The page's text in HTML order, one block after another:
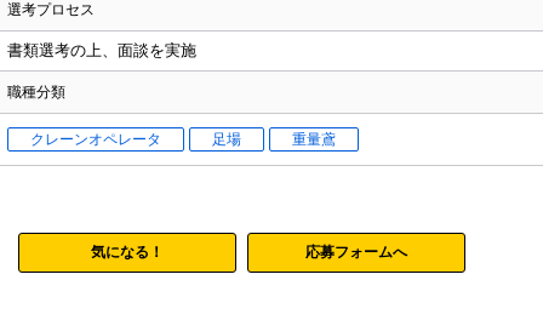
選考プロセス
書類選考の上、面談を実施
職種分類
クレーンオペレータ 足場 重量鳶
気になる！ 応募フォームへ